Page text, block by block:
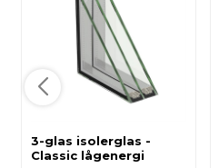
3-glas isolerglas -
Classic lågenergi